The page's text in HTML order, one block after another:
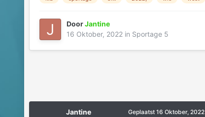
DoorJantine
16 Oktober, 2022in Sportage 5
Jantine Geplaatst 16 Oktober, 2022